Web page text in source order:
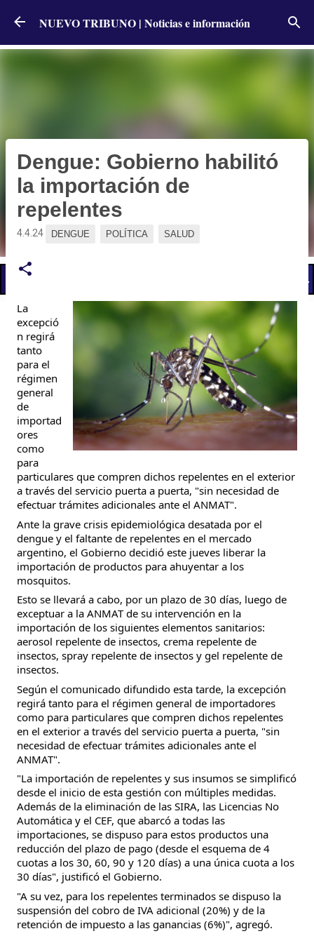
Ir al contenido principal
NUEVO TRIBUNO | Noticias e información
📢 LO ÚLTIMO
Dengue: Gobierno habilitó
la importación de
repelentes
4.4.24 DENGUE POLÍTICA SALUD
La
excepció
n regirá
tanto
para el
régimen
general
de
importad
ores
como
para
particulares que compren dichos repelentes en el exterior
a través del servicio puerta a puerta, "sin necesidad de
efectuar trámites adicionales ante el ANMAT".
Ante la grave crisis epidemiológica desatada por el
dengue y el faltante de repelentes en el mercado
argentino, el Gobierno decidió este jueves liberar la
importación de productos para ahuyentar a los
mosquitos.
Esto se llevará a cabo, por un plazo de 30 días, luego de
exceptuar a la ANMAT de su intervención en la
importación de los siguientes elementos sanitarios:
aerosol repelente de insectos, crema repelente de
insectos, spray repelente de insectos y gel repelente de
insectos.
Según el comunicado difundido esta tarde, la excepción
regirá tanto para el régimen general de importadores
como para particulares que compren dichos repelentes
en el exterior a través del servicio puerta a puerta, "sin
necesidad de efectuar trámites adicionales ante el
ANMAT".
"La importación de repelentes y sus insumos se simplificó
desde el inicio de esta gestión con múltiples medidas.
Además de la eliminación de las SIRA, las Licencias No
Automática y el CEF, que abarcó a todas las
importaciones, se dispuso para estos productos una
reducción del plazo de pago (desde el esquema de 4
cuotas a los 30, 60, 90 y 120 días) a una única cuota a los
30 días", justificó el Gobierno.
"A su vez, para los repelentes terminados se dispuso la
suspensión del cobro de IVA adicional (20%) y de la
retención de impuesto a las ganancias (6%)", agregó.